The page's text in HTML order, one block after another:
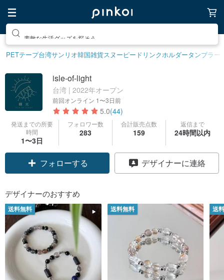
素敵な生活グッズを探そう
PETテープ台湾サンリオ韓国雑貨スヌーピー ドリンクホルダータンブラー
isle-of-light
台湾 | 2022年オープン
前回オンライン 1〜3日前
5.0(44)
発送までの所要
時間
1〜3日
フォロワー数
283
合計販売点数
159
返信まで
24時間以内
フォローする デザイナーに連絡
デザイナーのおすすめ
送料無料 送料無料 送